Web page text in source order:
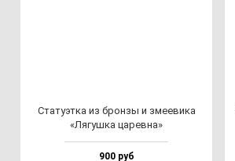
Ста­ту­эт­ка из брон­зы и зме­еви­ка
«Лягуш­ка ца­рев­на»
900 руб